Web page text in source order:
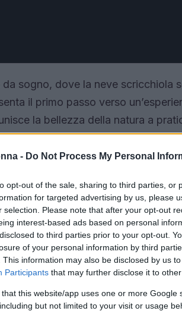
- Do Not Process My Personal
opt-out of the sale, sharing to third parties, or
for targeted advertising by us, please
selection. Please note that after your opt-out
interest-based ads based on personal
to third parties prior to your opt-out.
of your personal information by third
This information may also be disclosed by us
Participants that may further disclose it to
that this website/app uses one or more
but not limited to your visit or usage
da sogno, dove la neve scricchiola
il primo passo verso
la bellezza della natura a
con la propria essenza,